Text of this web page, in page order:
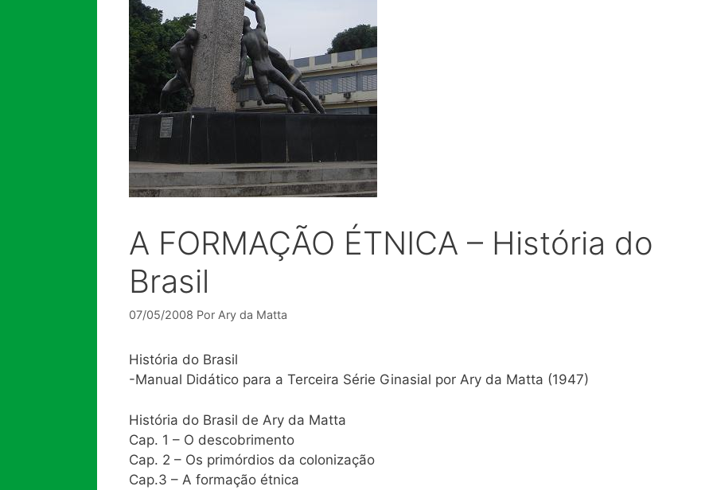
A FORMAÇÃO ÉTNICA – História do
Brasil
07/05/2008 Por Ary da Matta
História do Brasil
-Manual Didático para a Terceira Série Ginasial por Ary da Matta (1947)
História do Brasil de Ary da Matta
Cap. 1 – O descobrimento
Cap. 2 – Os primórdios da colonização
Cap.3 – A formação étnica